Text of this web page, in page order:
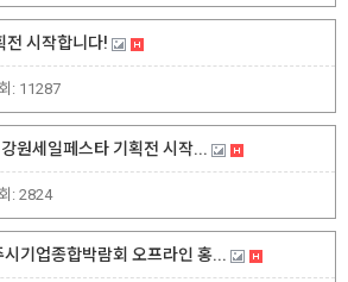
전 시작합니다!
: 11287
원세일페스타 기획전 시작...
: 2824
기업종합박람회 오프라인 홍...